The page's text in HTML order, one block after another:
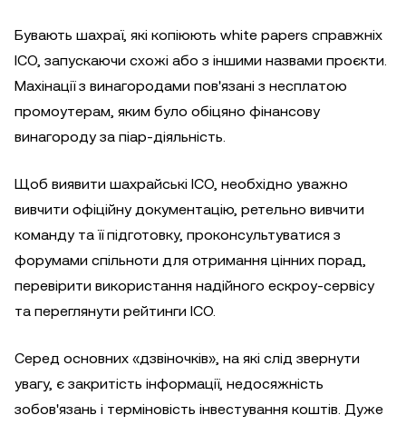
Бувають шахраї, які копіюють white papers справжніх
ICO, запускаючи схожі або з іншими назвами проєкти.
Махінації з винагородами пов'язані з несплатою
промоутерам, яким було обіцяно фінансову
винагороду за піар-діяльність.
Щоб виявити шахрайські ICO, необхідно уважно
вивчити офіційну документацію, ретельно вивчити
команду та її підготовку, проконсультуватися з
форумами спільноти для отримання цінних порад,
перевірити використання надійного ескроу-сервісу
та переглянути рейтинги ICO.
Серед основних «дзвіночків», на які слід звернути
увагу, є закритість інформації, недосяжність
зобов'язань і терміновість інвестування коштів. Дуже